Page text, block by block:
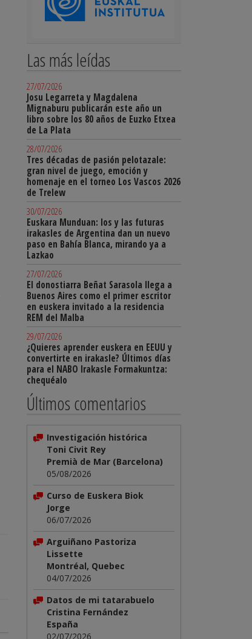
Las más leídas
27/07/2026
Josu Legarreta y Magdalena
Mignaburu publicarán este año un
libro sobre los 80 años de Euzko Etxea
de La Plata
28/07/2026
Tres décadas de pasión pelotazale:
gran nivel de juego, emoción y
homenaje en el torneo Los Vascos 2026
de Trelew
30/07/2026
Euskara Munduan: los y las futuras
irakasles de Argentina dan un nuevo
paso en Bahía Blanca, mirando ya a
Lazkao
27/07/2026
El donostiarra Beñat Sarasola llega a
Buenos Aires como el primer escritor
en euskera invitado a la residencia
REM del Malba
29/07/2026
¿Quieres aprender euskera en EEUU y
convertirte en irakasle? Últimos días
para el NABO Irakasle Formakuntza:
chequéalo
Últimos comentarios
Investigación histórica
Toni Civit Rey
Premià de Mar (Barcelona)
05/08/2026
Curso de Euskera Biok
Jorge
06/07/2026
Arguiñano Pastoriza
Lissette
Montréal, Quebec
04/07/2026
Datos de mi tatarabuelo
Cristina Fernández
España
02/07/2026